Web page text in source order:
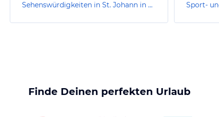
Sehenswürdigkeiten in St. Johann in Tirol
Finde Deinen perfekten Urlaub